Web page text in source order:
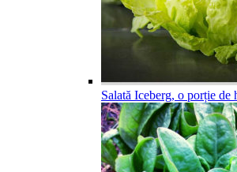
Salată Iceberg, o porție de